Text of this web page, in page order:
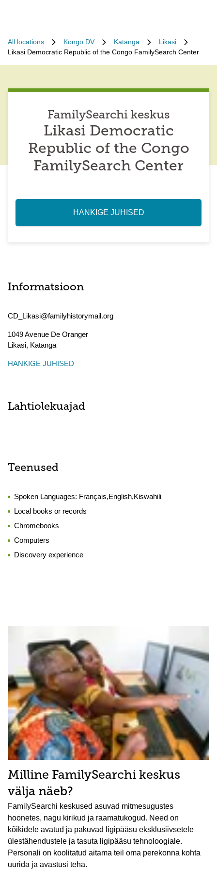
All locations Kongo DV Katanga
Likasi
Likasi Democratic Republic of the Congo FamilySearch Center
FamilySearchi keskus
Likasi Democratic
Republic of the Congo
FamilySearch Center
HANKIGE JUHISED
Informatsioon
CD_Likasi@familyhistorymail.org
1049 Avenue De Oranger
Likasi, Katanga
HANKIGE JUHISED
Lahtiolekuajad
Teenused
Spoken Languages: Français,English,Kiswahili
Local books or records
Chromebooks
Computers
Discovery experience
Milline FamilySearchi keskus
välja näeb?
FamilySearchi keskused asuvad mitmesugustes
hoonetes, nagu kirikud ja raamatukogud. Need on
kõikidele avatud ja pakuvad ligipääsu eksklusiivsetele
ülestähendustele ja tasuta ligipääsu tehnoloogiale.
Personali on koolitatud aitama teil oma perekonna kohta
uurida ja avastusi teha.